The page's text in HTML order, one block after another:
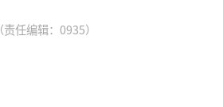
（责任编辑：0935）